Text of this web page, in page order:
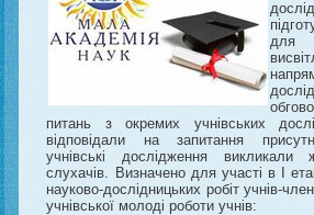
для
питань з окремих учнівських
відповідали на запитання
учнівські дослідження
слухачів. Визначено для участі в І
науково-дослідницьких робіт учнів-
учнівської молоді роботи учнів: